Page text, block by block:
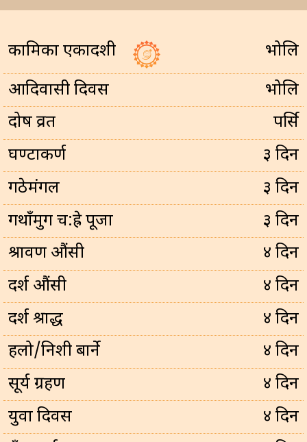
कामिका एकादशी
भोलि
आदिवासी दिवस
भोलि
प्रदोष व्रत
पर्सि
घण्टाकर्ण
३ दिन
गठेमंगल
३ दिन
गथाँमुग च:ह्रे पूजा
३ दिन
श्रावण औंसी
४ दिन
दर्श औंसी
४ दिन
दर्श श्राद्ध
४ दिन
हलो/निशी बार्ने
४ दिन
सूर्य ग्रहण
४ दिन
युवा दिवस
४ दिन